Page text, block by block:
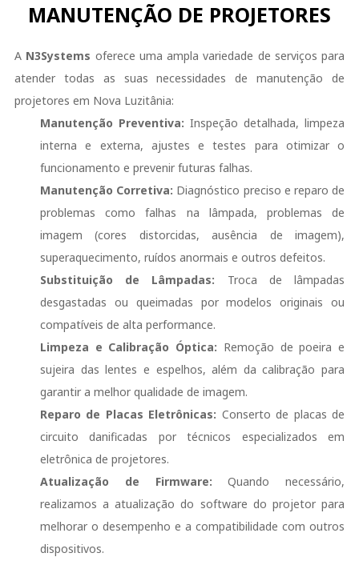
MANUTENÇÃO DE PROJETORES
A N3Systems oferece uma ampla variedade de serviços para
atender todas as suas necessidades de manutenção de
projetores em Nova Luzitânia:
Manutenção Preventiva: Inspeção detalhada, limpeza
interna e externa, ajustes e testes para otimizar o
funcionamento e prevenir futuras falhas.
Manutenção Corretiva: Diagnóstico preciso e reparo de
problemas como falhas na lâmpada, problemas de
imagem (cores distorcidas, ausência de imagem),
superaquecimento, ruídos anormais e outros defeitos.
Substituição de Lâmpadas: Troca de lâmpadas
desgastadas ou queimadas por modelos originais ou
compatíveis de alta performance.
Limpeza e Calibração Óptica: Remoção de poeira e
sujeira das lentes e espelhos, além da calibração para
garantir a melhor qualidade de imagem.
Reparo de Placas Eletrônicas: Conserto de placas de
circuito danificadas por técnicos especializados em
eletrônica de projetores.
Atualização de Firmware: Quando necessário,
realizamos a atualização do software do projetor para
melhorar o desempenho e a compatibilidade com outros
dispositivos.